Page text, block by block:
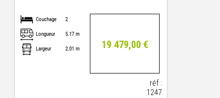
Couchage 2
Longueur 5.17 m
Largeur 2.01 m 19 479,00 €
réf :
1247